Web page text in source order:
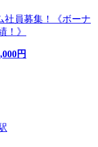
社員募集！《ボーナ
！》
円